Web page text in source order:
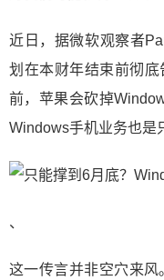
近日，据微软观察者
划在本财年结束前彻底
前，苹果会砍掉
Windows手机业务也是
、
这一传言并非空穴来风